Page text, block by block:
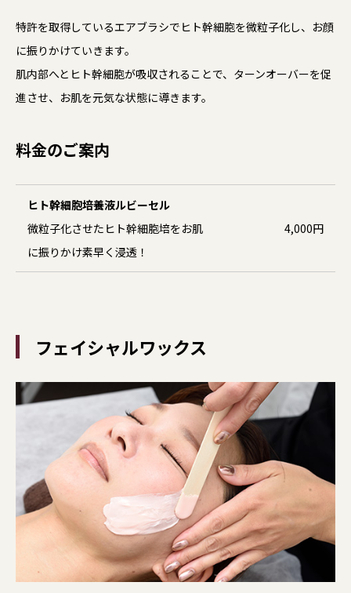
特許を取得しているエアブラシでヒト幹細胞を微粒子化し、お顔
に振りかけていきます。
肌内部へとヒト幹細胞が吸収されることで、ターンオーバーを促
進させ、お肌を元気な状態に導きます。
料金のご案内
ヒト幹細胞培養液ルビーセル
微粒子化させたヒト幹細胞培をお肌
に振りかけ素早く浸透！
4,000円
フェイシャルワックス